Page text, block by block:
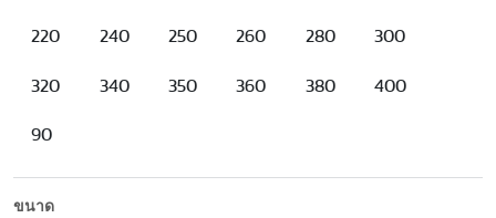
220 240 250 260 280 300
320 340 350 360 380 400
90
ขนาด